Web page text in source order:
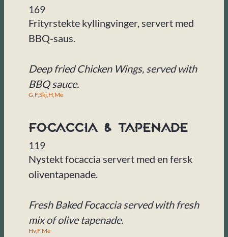
169
Frityrstekte kyllingvinger, servert med
BBQ-saus.
Deep fried Chicken Wings, served with
BBQ sauce.
G,F,Skj,H,Me
Focaccia & Tapenade
119
Nystekt focaccia servert med en fersk
oliventapenade.
Fresh Baked Focaccia served with fresh
mix of olive tapenade.
Hv,F,Me